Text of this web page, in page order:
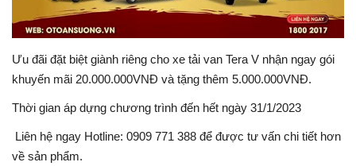
Ưu đãi đặt biệt giành riêng cho xe tải van Tera V nhận ngay gói
khuyến mãi 20.000.000VNĐ và tặng thêm 5.000.000VNĐ.
Thời gian áp dựng chương trình đến hết ngày 31/1/2023
Liên hệ ngay Hotline: 0909 771 388 để được tư vấn chi tiết hơn
về sản phẩm.